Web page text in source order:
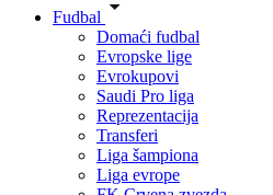
Fudbal
Domaći fudbal
Evropske lige
Evrokupovi
Saudi Pro liga
Reprezentacija
Transferi
Liga šampiona
Liga evrope